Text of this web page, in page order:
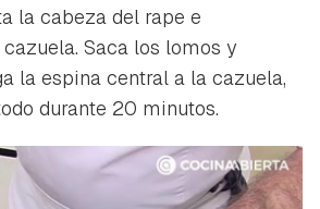
la cabeza del rape e
Saca los lomos y
la espina central a la cazuela,
durante 20 minutos.